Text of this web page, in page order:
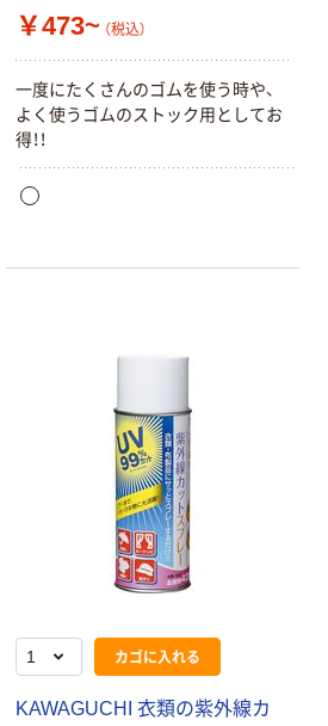
￥473~ （税込）
一度にたくさんのゴムを使う時や、
よく使うゴムのストック用としてお
得！！
カゴに入れる
KAWAGUCHI 衣類の紫外線カ
本気プライス
コンパクト ビ
ビッド PEFC認
証
￥328~
本気プライス
ペーパータオル
中判 再生紙
100％ 200枚
FSC認証 シング
￥149~